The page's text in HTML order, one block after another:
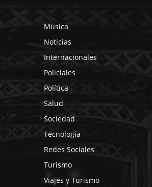
Música
Noticias
Internacionales
Policiales
Política
Salud
Sociedad
Tecnología
Redes Sociales
Turismo
Viajes y Turismo